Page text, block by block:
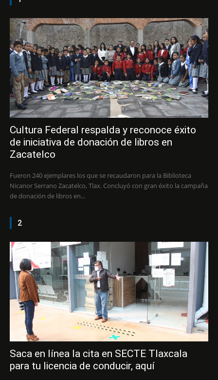
Cultura Federal respalda y reconoce éxito
de iniciativa de donación de libros en
Zacatelco
Fueron 240 ejemplares los que se recaudaron para la Biblioteca
Nicanor Serrano Zacatelco, Tlax. Concluyó con gran éxito la campaña
de donación de libros en...
2
Saca en línea la cita en SECTE Tlaxcala
para tu licencia de conducir, aquí